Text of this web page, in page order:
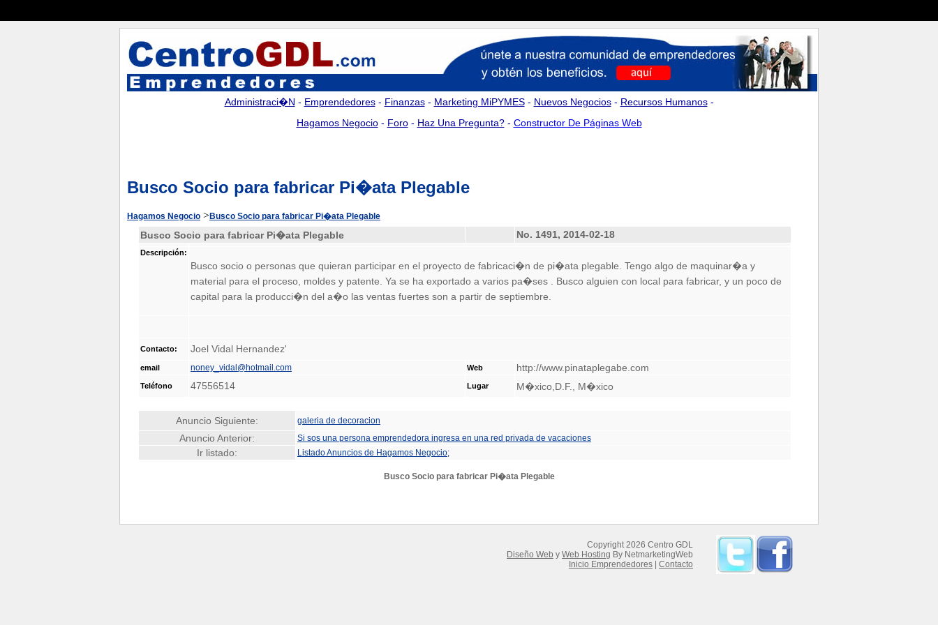
Administraci�n - Emprendedores- Finanzas- Marketing MiPYMES- Nuevos Negocios- Recursos Humanos-
Hagamos Negocio- Foro- Haz Una Pregunta?- Constructor De Páginas Web
Busco Socio para fabricar Pi�ata Plegable
Hagamos Negocio >Busco Socio para fabricar Pi�ata Plegable
Busco Socio para fabricar Pi�ata Plegable No. 1491, 2014-02-18
Descripción:
Busco socio o personas que quieran participar en el proyecto de fabricaci�n de pi�ata plegable. Tengo algo de maquinar�a y
material para el proceso, moldes y patente. Ya se ha exportado a varios pa�ses . Busco alguien con local para fabricar, y un poco de
capital para la producci�n del a�o las ventas fuertes son a partir de septiembre.
Contacto: Joel Vidal Hernandez'
email noney_vidal@hotmail.com Web http://www.pinataplegabe.com
Teléfono 47556514 Lugar M�xico,D.F., M�xico
Anuncio Siguiente: galeria de decoracion
Anuncio Anterior: Si sos una persona emprendedora ingresa en una red privada de vacaciones
Ir listado: Listado Anuncios de Hagamos Negocio;
Busco Socio para fabricar Pi�ata Plegable
Copyright 2026 Centro GDL
Diseño Web y Web Hosting By NetmarketingWeb
Inicio Emprendedores
Contacto